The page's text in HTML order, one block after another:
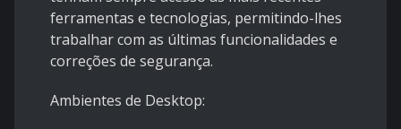
ferramentas e tecnologias, permitindo-lhes
trabalhar com as últimas funcionalidades e
correções de segurança.
Ambientes de Desktop: